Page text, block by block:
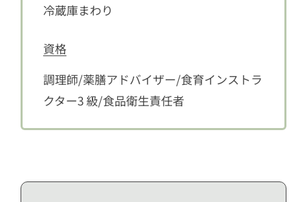
冷蔵庫まわり
資格
調理師/薬膳アドバイザー/食育インストラ
クター3 級/食品衛生責任者